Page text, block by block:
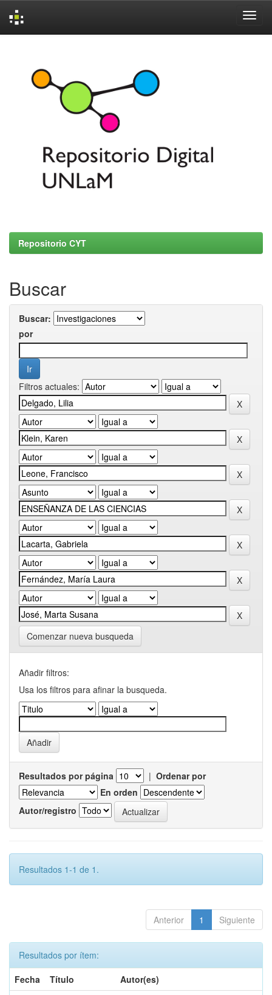
Repositorio CYT
Buscar
Buscar:
por
Filtros actuales:
Comenzar nueva busqueda
Añadir filtros:
Usa los filtros para afinar la busqueda.
Resultados por página | Ordenar por
En orden
Autor/registro
Resultados 1-1 de 1.
Anterior 1 Siguiente
Resultados por ítem:
Fecha
Título
Autor(es)